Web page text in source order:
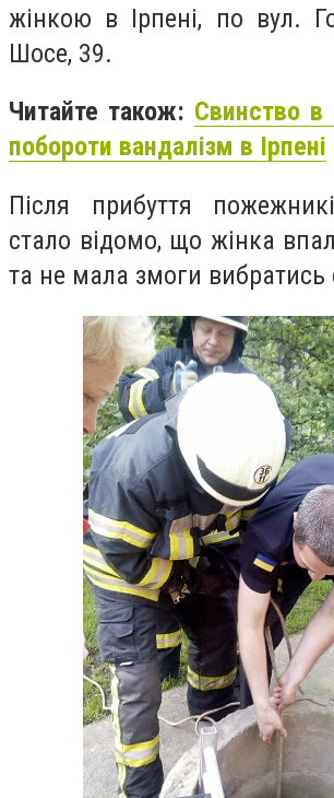
жінкою в Ірпені, по вул.
Шосе, 39.
Читайте також: Свинство в
побороти вандалізм в Ірпені
Після прибуття
стало відомо, що жінка
та не мала змоги вибратись